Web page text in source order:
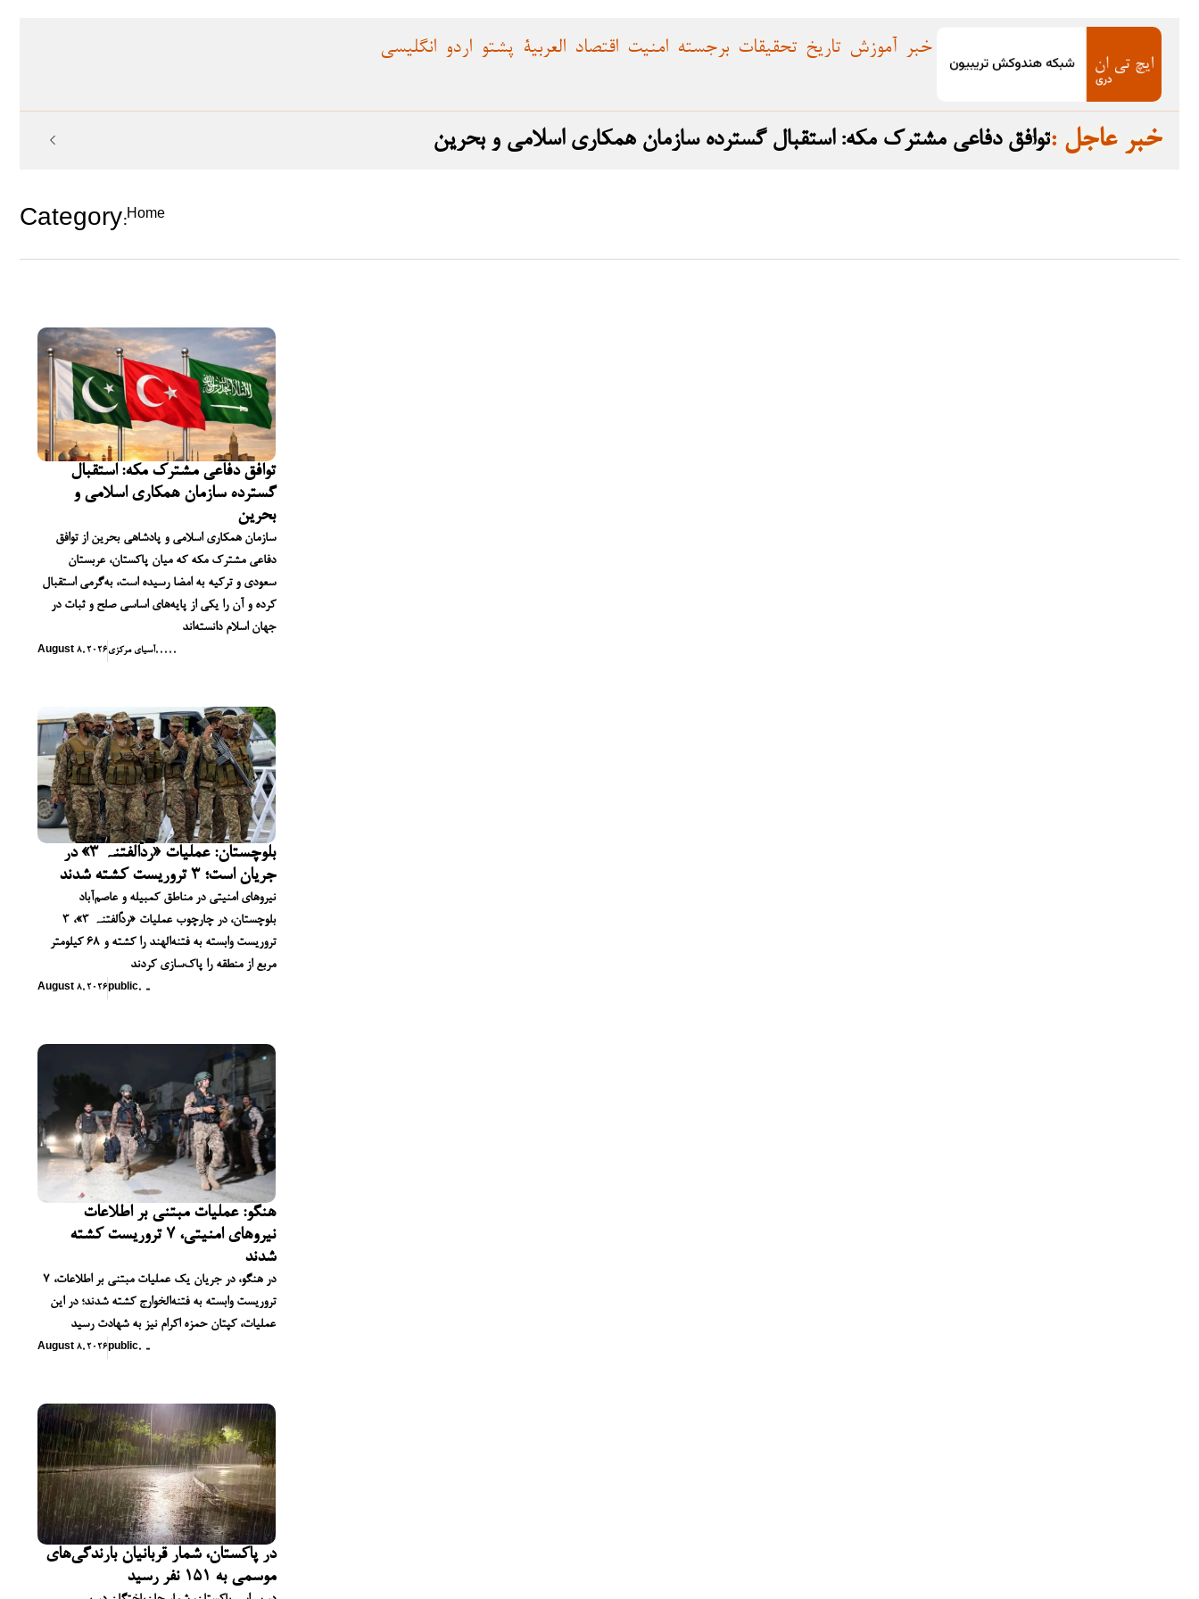
اقتصاد امنیت برجسته تحقیقات تاریخ آموزش خبر انگلیسی اردو پشتو العربية
توافق دفاعی مشترک مکه: استقبال گسترده سازمان همکاری اسلامی و بحرین : خبر عاجل
Category:Home
توافق دفاعی مشترک مکه: استقبال
گسترده سازمان همکاری اسلامی و
بحرین
سازمان همکاری اسلامی و پادشاهی بحرین از توافق
دفاعی مشترک مکه که میان پاکستان، عربستان
سعودی و ترکیه به امضا رسیده است، به‌گرمی استقبال
کرده و آن را یکی از پایه‌های اساسی صلح و ثبات در
جهان اسلام دانسته‌اند
August 8, 2026آسیای مرکزی, , , , ,
بلوچستان: عملیات «ردّالفتنہ ۳» در
جریان است؛ ۳ تروریست کشته شدند
نیروهای امنیتی در مناطق کمبیله و عاصم‌آباد
بلوچستان، در چارچوب عملیات «ردّالفتنہ ۳»، ۳
تروریست وابسته به فتنه‌الهند را کشته و ۶۸ کیلومتر
مربع از منطقه را پاک‌سازی کردند
August 8, 2026 public, ,,
هنگو: عملیات مبتنی بر اطلاعات
نیروهای امنیتی، ۷ تروریست کشته
شدند
در هنگو، در جریان یک عملیات مبتنی بر اطلاعات، ۷
تروریست وابسته به فتنه‌الخوارج کشته شدند؛ در این
عملیات، کپتان حمزه اکرام نیز به شهادت رسید
August 8, 2026 public, ,,
در پاکستان، شمار قربانیان بارندگی‌های
موسمی به ۱۵۱ نفر رسید